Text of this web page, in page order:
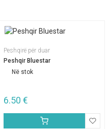
Peshqirë për duar
Peshqir Bluestar
Në stok
6.50 €